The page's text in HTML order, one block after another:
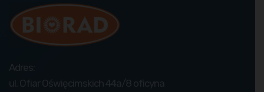
Adres:
ul. Ofiar Oświęcimskich 44a/8 oficyna